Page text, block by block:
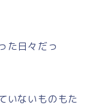
た日々だっ
いないものもた